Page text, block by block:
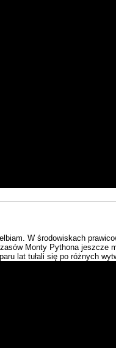
W środowiskach
Monty Pythona
lat tułali się po różnych